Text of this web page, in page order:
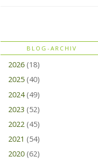
BLOG-ARCHIV
2026 (18)
2025 (40)
2024 (49)
2023 (52)
2022 (45)
2021 (54)
2020 (62)